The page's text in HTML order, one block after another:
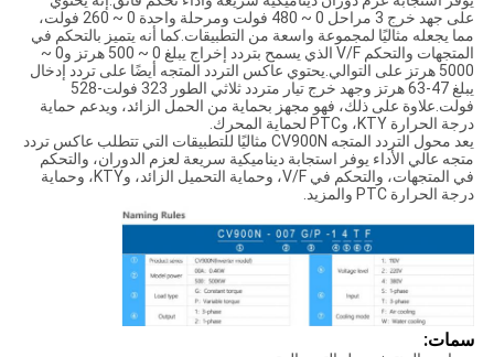
على جهد خرج 3 مراحل 0 ~ 480 فولت ومرحلة واحدة 0 ~ 260 فولت،
مما يجعله مثاليًا لمجموعة واسعة من التطبيقات.كما أنه يتميز بالتحكم في
المتجهات والتحكم V/F الذي يسمح بتردد إخراج يبلغ 0 ~ 500 هرتز و0 ~
5000 هرتز على التوالي.يحتوي عاكس التردد المتجه أيضًا على تردد إدخال
يبلغ 47-63 هرتز وجهد خرج تيار متردد ثلاثي الطور 323 فولت-528
فولت.علاوة على ذلك، فهو مجهز بحماية من الحمل الزائد، ويدعم حماية
درجة الحرارة KTY، وPTC لحماية المحرك.
يعد محول التردد المتجه CV900N مثاليًا للتطبيقات التي تتطلب عاكس تردد
متجه عالي الأداء يوفر استجابة ديناميكية سريعة لعزم الدوران، والتحكم
في المتجهات، والتحكم في V/F، وحماية التحميل الزائد، وKTY، وحماية
درجة الحرارة PTC والمزيد.
سمات: